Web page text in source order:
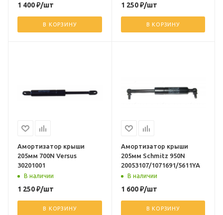
1 400₽/шт
В КОРЗИНУ
1 250₽/шт
В КОРЗИНУ
Амортизатор крыши
205мм 700N Versus
30201001
В наличии
1 250₽/шт
В КОРЗИНУ
Амортизатор крыши
205мм Schmitz 950N
20053107/1071691/5611YA
В наличии
1 600₽/шт
В КОРЗИНУ